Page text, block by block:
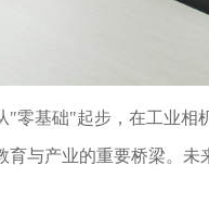
基础"起步，在工业
与产业的重要桥梁